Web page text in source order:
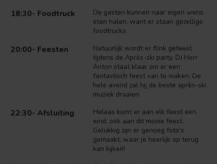
18:30- Foodtruck
De gasten kunnen naar eigen wens
eten halen, want er staan gezellige
foodtrucks
20:00- Feesten
Natuurlijk wordt er flink gefeest
tijdens de Après-ski party. DJ Herr
Anton staat klaar om er een
fantastisch feest van te maken. De
hele avond zal hij de beste après-ski
muziek draaien.
22:30- Afsluiting
Helaas komt er aan elk feest een
eind, ook aan dit mooie feest.
Gelukkig zijn er genoeg foto's
gemaakt, waar je heerlijk op terug
kan kijken!